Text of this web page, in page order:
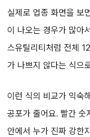
실제로 업종 화면을 보
이 나오는 경우가 많아
스유틸리티처럼 전체
가 나쁘지 않다는 식으
이런 식의 비교가 익숙
공포가 줄어요. 빨간 숫
안에서 누가 진짜 강한